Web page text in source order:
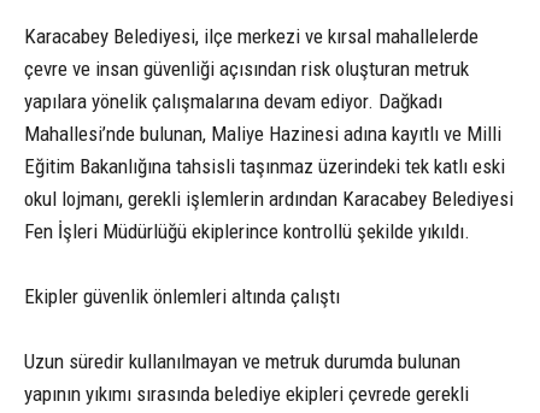
Karacabey Belediyesi, ilçe merkezi ve kırsal mahallelerde
çevre ve insan güvenliği açısından risk oluşturan metruk
yapılara yönelik çalışmalarına devam ediyor. Dağkadı
Mahallesi’nde bulunan, Maliye Hazinesi adına kayıtlı ve Milli
Eğitim Bakanlığına tahsisli taşınmaz üzerindeki tek katlı eski
okul lojmanı, gerekli işlemlerin ardından Karacabey Belediyesi
Fen İşleri Müdürlüğü ekiplerince kontrollü şekilde yıkıldı.
Ekipler güvenlik önlemleri altında çalıştı
Uzun süredir kullanılmayan ve metruk durumda bulunan
yapının yıkımı sırasında belediye ekipleri çevrede gerekli